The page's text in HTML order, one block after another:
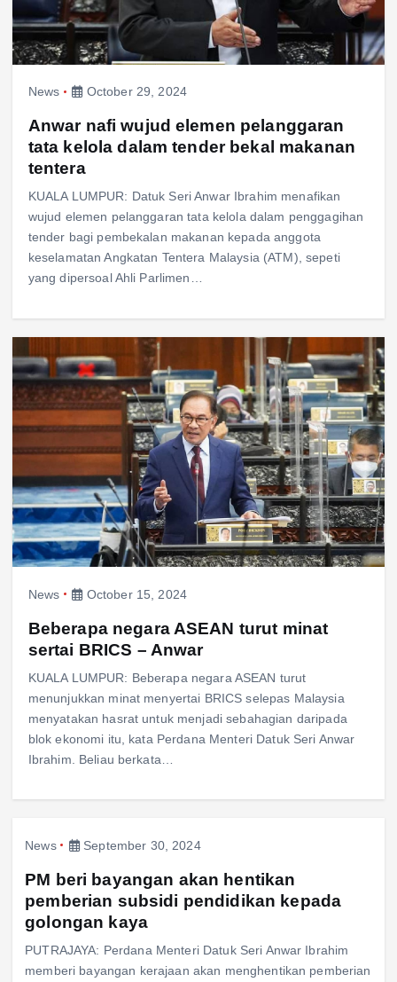
News October 29, 2024
Anwar nafi wujud elemen pelanggaran
tata kelola dalam tender bekal makanan
tentera
KUALA LUMPUR: Datuk Seri Anwar Ibrahim menafikan
wujud elemen pelanggaran tata kelola dalam penggagihan
tender bagi pembekalan makanan kepada anggota
keselamatan Angkatan Tentera Malaysia (ATM), sepeti
yang dipersoal Ahli Parlimen…
News October 15, 2024
Beberapa negara ASEAN turut minat
sertai BRICS – Anwar
KUALA LUMPUR: Beberapa negara ASEAN turut
menunjukkan minat menyertai BRICS selepas Malaysia
menyatakan hasrat untuk menjadi sebahagian daripada
blok ekonomi itu, kata Perdana Menteri Datuk Seri Anwar
Ibrahim. Beliau berkata…
News September 30, 2024
PM beri bayangan akan hentikan
pemberian subsidi pendidikan kepada
golongan kaya
PUTRAJAYA: Perdana Menteri Datuk Seri Anwar Ibrahim
memberi bayangan kerajaan akan menghentikan pemberian